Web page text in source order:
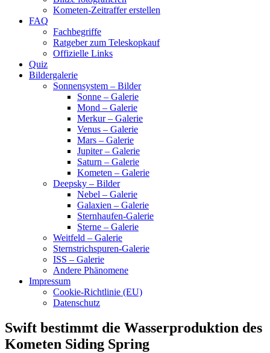
Kometen-Zeitraffer erstellen
FAQ
Fachbegriffe
Ratgeber zum Teleskopkauf
Offizielle Links
Quiz
Bildergalerie
Sonnensystem – Bilder
Sonne – Galerie
Mond – Galerie
Merkur – Galerie
Venus – Galerie
Mars – Galerie
Jupiter – Galerie
Saturn – Galerie
Kometen – Galerie
Deepsky – Bilder
Nebel – Galerie
Galaxien – Galerie
Sternhaufen-Galerie
Sterne – Galerie
Weitfeld – Galerie
Sternstrichspuren-Galerie
ISS – Galerie
Andere Phänomene
Impressum
Cookie-Richtlinie (EU)
Datenschutz
Swift bestimmt die Wasserproduktion des
Kometen Siding Spring